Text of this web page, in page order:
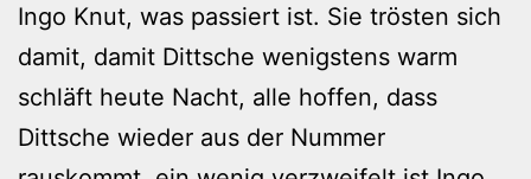
Ingo Knut, was passiert ist. Sie trösten sich
damit, damit Dittsche wenigstens warm
schläft heute Nacht, alle hoffen, dass
Dittsche wieder aus der Nummer